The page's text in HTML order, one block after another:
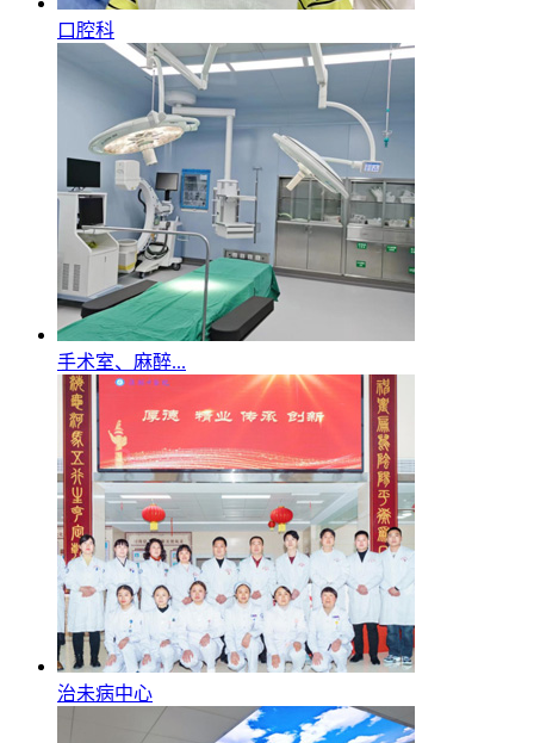
口腔科
手术室、麻醉...
治未病中心